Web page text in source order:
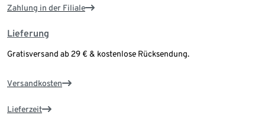
Zahlung in der Filiale
Lieferung
Gratisversand ab 29 € & kostenlose Rücksendung.
Versandkosten
Lieferzeit